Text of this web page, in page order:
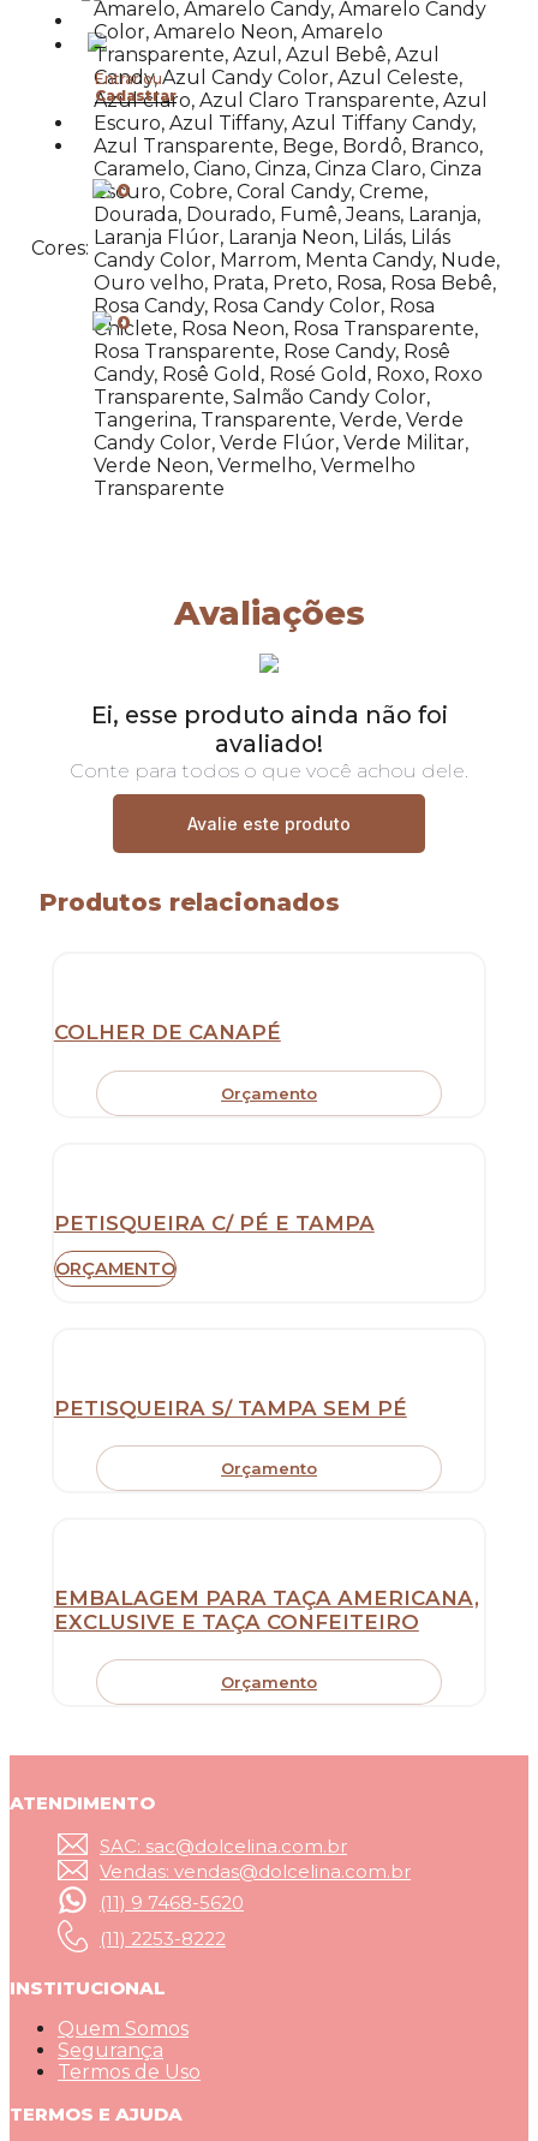
Entrar ou
Cadastrar
0
0
Cores:
Amarelo, Amarelo Candy, Amarelo Candy
Color, Amarelo Neon, Amarelo
Transparente, Azul, Azul Bebê, Azul
Candy, Azul Candy Color, Azul Celeste,
Azul claro, Azul Claro Transparente, Azul
Escuro, Azul Tiffany, Azul Tiffany Candy,
Azul Transparente, Bege, Bordô, Branco,
Caramelo, Ciano, Cinza, Cinza Claro, Cinza
Escuro, Cobre, Coral Candy, Creme,
Dourada, Dourado, Fumê, Jeans, Laranja,
Laranja Flúor, Laranja Neon, Lilás, Lilás
Candy Color, Marrom, Menta Candy, Nude,
Ouro velho, Prata, Preto, Rosa, Rosa Bebê,
Rosa Candy, Rosa Candy Color, Rosa
Chiclete, Rosa Neon, Rosa Transparente,
Rosa Transparente, Rose Candy, Rosê
Candy, Rosê Gold, Rosé Gold, Roxo, Roxo
Transparente, Salmão Candy Color,
Tangerina, Transparente, Verde, Verde
Candy Color, Verde Flúor, Verde Militar,
Verde Neon, Vermelho, Vermelho
Transparente
Avaliações
Ei, esse produto ainda não foi
avaliado!
Conte para todos o que você achou dele.
Avalie este produto
Produtos relacionados
COLHER DE CANAPÉ
Orçamento
PETISQUEIRA C/ PÉ E TAMPA
ORÇAMENTO
PETISQUEIRA S/ TAMPA SEM PÉ
Orçamento
EMBALAGEM PARA TAÇA AMERICANA,
EXCLUSIVE E TAÇA CONFEITEIRO
Orçamento
ATENDIMENTO
SAC: sac@dolcelina.com.br
Vendas: vendas@dolcelina.com.br
(11) 9 7468-5620
(11) 2253-8222
INSTITUCIONAL
Quem Somos
Segurança
Termos de Uso
TERMOS E AJUDA